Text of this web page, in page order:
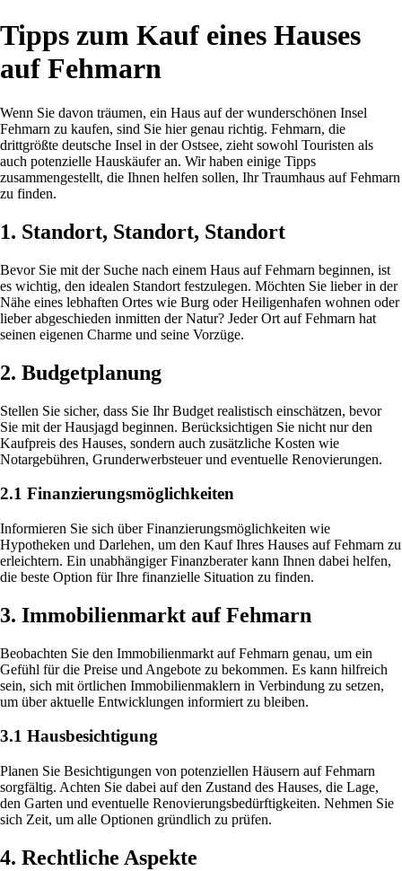
Tipps zum Kauf eines Hauses
auf Fehmarn
Wenn Sie davon träumen, ein Haus auf der wunderschönen Insel
Fehmarn zu kaufen, sind Sie hier genau richtig. Fehmarn, die
drittgrößte deutsche Insel in der Ostsee, zieht sowohl Touristen als
auch potenzielle Hauskäufer an. Wir haben einige Tipps
zusammengestellt, die Ihnen helfen sollen, Ihr Traumhaus auf Fehmarn
zu finden.
1. Standort, Standort, Standort
Bevor Sie mit der Suche nach einem Haus auf Fehmarn beginnen, ist
es wichtig, den idealen Standort festzulegen. Möchten Sie lieber in der
Nähe eines lebhaften Ortes wie Burg oder Heiligenhafen wohnen oder
lieber abgeschieden inmitten der Natur? Jeder Ort auf Fehmarn hat
seinen eigenen Charme und seine Vorzüge.
2. Budgetplanung
Stellen Sie sicher, dass Sie Ihr Budget realistisch einschätzen, bevor
Sie mit der Hausjagd beginnen. Berücksichtigen Sie nicht nur den
Kaufpreis des Hauses, sondern auch zusätzliche Kosten wie
Notargebühren, Grunderwerbsteuer und eventuelle Renovierungen.
2.1 Finanzierungsmöglichkeiten
Informieren Sie sich über Finanzierungsmöglichkeiten wie
Hypotheken und Darlehen, um den Kauf Ihres Hauses auf Fehmarn zu
erleichtern. Ein unabhängiger Finanzberater kann Ihnen dabei helfen,
die beste Option für Ihre finanzielle Situation zu finden.
3. Immobilienmarkt auf Fehmarn
Beobachten Sie den Immobilienmarkt auf Fehmarn genau, um ein
Gefühl für die Preise und Angebote zu bekommen. Es kann hilfreich
sein, sich mit örtlichen Immobilienmaklern in Verbindung zu setzen,
um über aktuelle Entwicklungen informiert zu bleiben.
3.1 Hausbesichtigung
Planen Sie Besichtigungen von potenziellen Häusern auf Fehmarn
sorgfältig. Achten Sie dabei auf den Zustand des Hauses, die Lage,
den Garten und eventuelle Renovierungsbedürftigkeiten. Nehmen Sie
sich Zeit, um alle Optionen gründlich zu prüfen.
4. Rechtliche Aspekte